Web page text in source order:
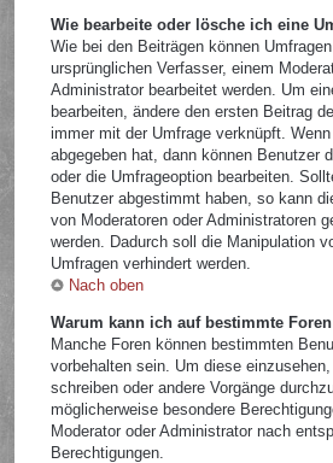
Wie bearbeite oder lösche ich eine
Wie bei den Beiträgen können
ursprünglichen Verfasser, einem
Administrator bearbeitet werden. Um
bearbeiten, ändere den ersten Beitrag
immer mit der Umfrage verknüpft.
abgegeben hat, dann können Benutzer
oder die Umfrageoption bearbeiten.
Benutzer abgestimmt haben, so kann
von Moderatoren oder Administratoren
werden. Dadurch soll die Manipulation
Umfragen verhindert werden.
Nach oben
Warum kann ich auf bestimmte
Manche Foren können bestimmten
vorbehalten sein. Um diese
schreiben oder andere Vorgänge
möglicherweise besondere
Moderator oder Administrator nach
Berechtigungen.